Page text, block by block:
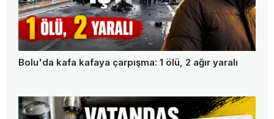
Bolu'da kafa kafaya çarpışma: 1 ölü, 2 ağır yaralı